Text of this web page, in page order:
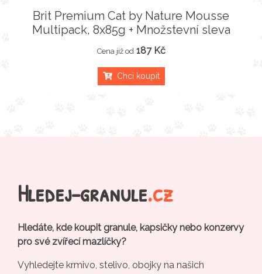
Brit Premium Cat by Nature Mousse
Multipack, 8x85g + Množstevní sleva
Cena již od 187 Kč
Chci koupit
Hledej-granule.cz
Hledáte, kde koupit granule, kapsičky nebo konzervy
pro své zvířecí mazlíčky?
Vyhledejte krmivo, stelivo, obojky na našich